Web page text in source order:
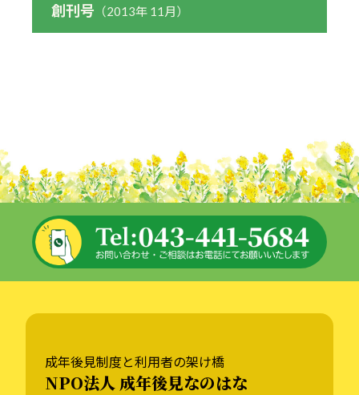
創刊号 （2013年 11月）
成年後見制度と利用者の架け橋
NPO法人 成年後見なのはな